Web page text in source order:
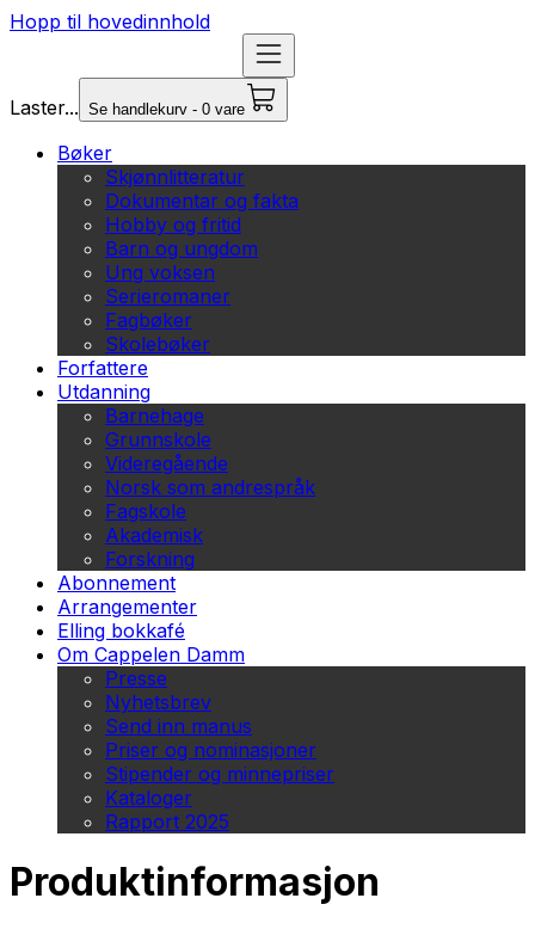
Hopp til hovedinnhold
Laster... Se handlekurv - 0 vare
Bøker
Skjønnlitteratur
Dokumentar og fakta
Hobby og fritid
Barn og ungdom
Ung voksen
Serieromaner
Fagbøker
Skolebøker
Forfattere
Utdanning
Barnehage
Grunnskole
Videregående
Norsk som andrespråk
Fagskole
Akademisk
Forskning
Abonnement
Arrangementer
Elling bokkafé
Om Cappelen Damm
Presse
Nyhetsbrev
Send inn manus
Priser og nominasjoner
Stipender og minnepriser
Kataloger
Rapport 2025
Produktinformasjon